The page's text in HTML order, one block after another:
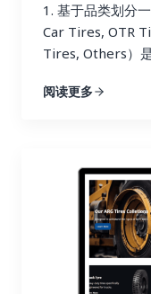
1. 基于品类划分一级分类 一级分
Car Tires, OTR
Tires, Others）
果。
阅读更多